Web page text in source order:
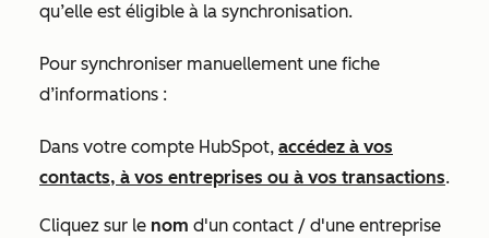
qu’elle est éligible à la synchronisation.
Pour synchroniser manuellement une fiche
d’informations :
Dans votre compte HubSpot, accédez à vos
contacts, à vos entreprises ou à vos transactions.
Cliquez sur le nom d'un contact / d'une entreprise